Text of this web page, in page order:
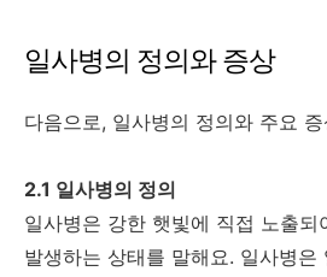
일사병의 정의와 증상
다음으로, 일사병의 정의와 주요
2.1 일사병의 정의
일사병은 강한 햇빛에 직접 노출되
발생하는 상태를 말해요. 일사병은